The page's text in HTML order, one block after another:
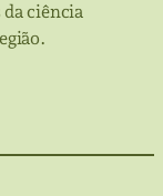
da ciência